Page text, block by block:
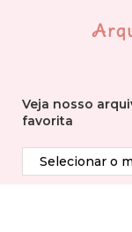
Veja nosso
favorita